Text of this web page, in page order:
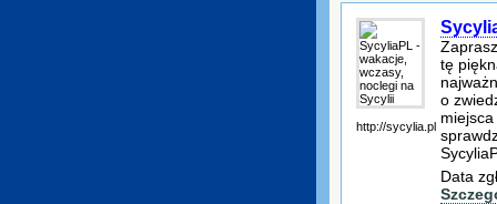
http://sycylia.pl
tę
o
Data